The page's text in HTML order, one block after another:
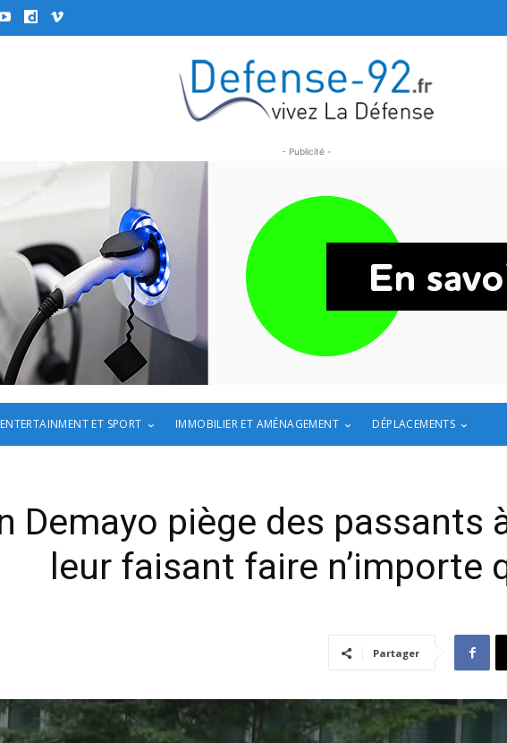
- Publicité -
ENTERTAINMENT ET SPORT IMMOBILIER ET AMÉNAGEMENT DÉPLACEMENTS
Demayo piège des passants
leur faisant faire n’importe
Partager